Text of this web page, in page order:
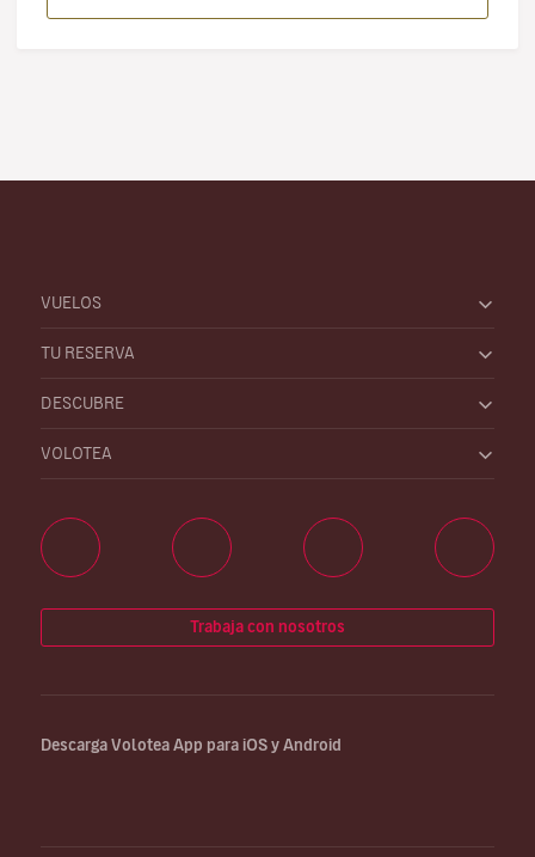
VUELOS
TU RESERVA
DESCUBRE
VOLOTEA
Trabaja con nosotros
Descarga Volotea App para iOS y Android